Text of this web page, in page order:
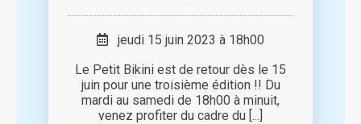
jeudi 15 juin 2023 à 18h00
Le Petit Bikini est de retour dès le 15
juin pour une troisième édition !! Du
mardi au samedi de 18h00 à minuit,
venez profiter du cadre du [...]